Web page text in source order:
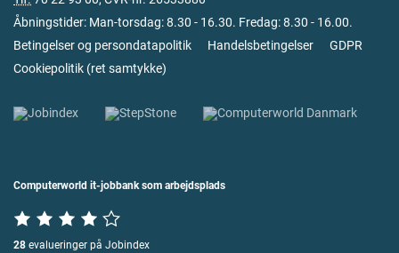
Åbningstider: Man-torsdag: 8.30 - 16.30. Fredag: 8.30 - 16.00.
Betingelser og persondatapolitik
Handelsbetingelser
GDPR
Cookiepolitik (ret samtykke)
Computerworld it-jobbank som arbejdsplads
28 evalueringer på Jobindex